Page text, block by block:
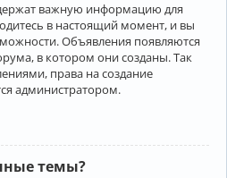
важную информацию для
в настоящий момент, и вы
Объявления появляются
в котором они созданы. Так
права на создание
администратором.
темы?